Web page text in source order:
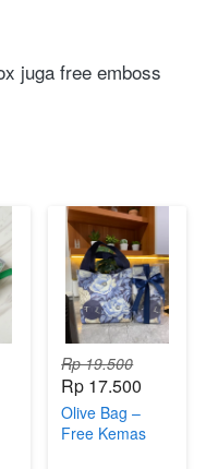
juga free emboss
Rp 19.500
Rp 17.500
Olive Bag –
Free Kemas